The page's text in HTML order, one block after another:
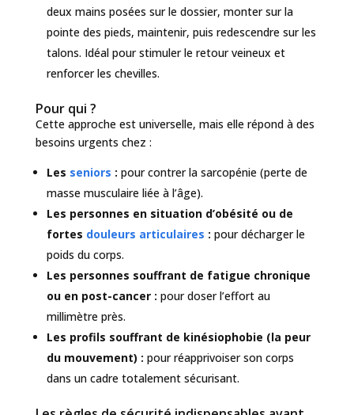
deux mains posées sur le dossier, monter sur la
pointe des pieds, maintenir, puis redescendre sur les
talons. Idéal pour stimuler le retour veineux et
renforcer les chevilles.
Pour qui ?
Cette approche est universelle, mais elle répond à des
besoins urgents chez :
Les seniors : pour contrer la sarcopénie (perte de
masse musculaire liée à l’âge).
Les personnes en situation d’obésité ou de
fortes douleurs articulaires : pour décharger le
poids du corps.
Les personnes souffrant de fatigue chronique
ou en post-cancer : pour doser l’effort au
millimètre près.
Les profils souffrant de kinésiophobie (la peur
du mouvement) : pour réapprivoiser son corps
dans un cadre totalement sécurisant.